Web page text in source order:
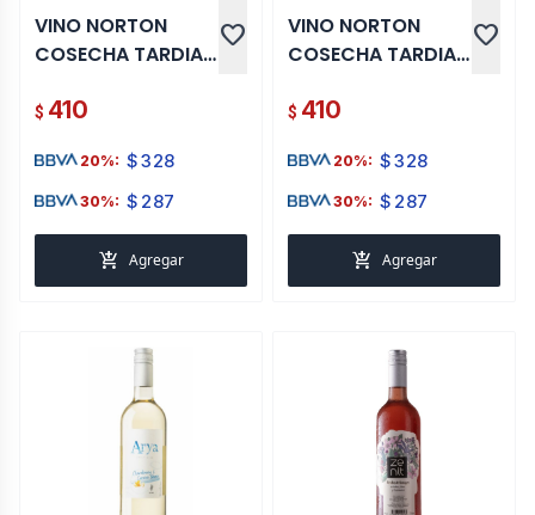
VINO NORTON
COSECHA TARDIA
favorite
$ 410
20%: $328
30%: $ 287
add_shopping_cart Agregar
VINO NORTON
COSECHA TARDIA
favorite
$ 410
20%: $328
30%: $ 287
add_shopping_cart Agregar